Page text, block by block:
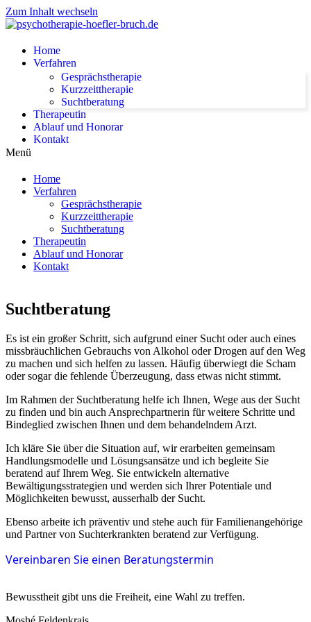
Zum Inhalt wechseln
Home
Verfahren
Gesprächstherapie
Kurzzeittherapie
Suchtberatung
Therapeutin
Ablauf und Honorar
Kontakt
Menü
Home
Verfahren
Gesprächstherapie
Kurzzeittherapie
Suchtberatung
Therapeutin
Ablauf und Honorar
Kontakt
Suchtberatung
Es ist ein großer Schritt, sich aufgrund einer Sucht oder auch eines
missbräuchlichen Gebrauchs von Alkohol oder Drogen auf den Weg
zu machen und sich helfen zu lassen. Häufig überwiegt die Scham
oder sogar die fehlende Überzeugung, dass etwas nicht stimmt.
Im Rahmen der Suchtberatung helfe ich Ihnen, Wege aus der Sucht
zu finden und bin auch Ansprechpartnerin für weitere Schritte und
Bindeglied zwischen Ihnen und dem behandelndem Arzt.
Ich kläre Sie über die Situation auf, wir erarbeiten gemeinsam
Handlungsmodelle und Lösungsansätze und ich begleite Sie
beratend auf Ihrem Weg. Sie entwickeln alternative
Bewältigungsstrategien und werden sich Ihrer Potentiale und
Möglichkeiten bewusst, ausserhalb der Sucht.
Ebenso arbeite ich präventiv und stehe auch für Familienangehörige
und Partner von Suchterkrankten beratend zur Verfügung.
Vereinbaren Sie einen Beratungstermin
Bewusstheit gibt uns die Freiheit, eine Wahl zu treffen.